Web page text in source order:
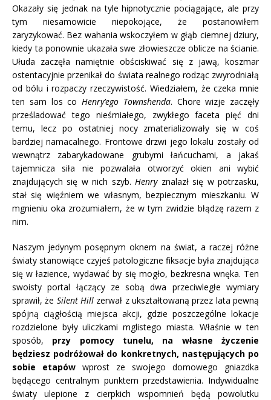
Okazały się jednak na tyle hipnotycznie pociągające, ale przy
tym niesamowicie niepokojące, że postanowiłem
zaryzykować. Bez wahania wskoczyłem w głąb ciemnej dziury,
kiedy ta ponownie ukazała swe złowieszcze oblicze na ścianie.
Ułuda zaczęła namiętnie obściskiwać się z jawą, koszmar
ostentacyjnie przenikał do świata realnego rodząc zwyrodniałą
od bólu i rozpaczy rzeczywistość. Wiedziałem, że czeka mnie
ten sam los co Henry’ego Townshenda. Chore wizje zaczęły
prześladować tego nieśmiałego, zwykłego faceta pięć dni
temu, lecz po ostatniej nocy zmaterializowały się w coś
bardziej namacalnego. Frontowe drzwi jego lokalu zostały od
wewnątrz zabarykadowane grubymi łańcuchami, a jakaś
tajemnicza siła nie pozwalała otworzyć okien ani wybić
znajdujących się w nich szyb.Henryznalazł się w potrzasku,
stał się więźniem we własnym, bezpiecznym mieszkaniu. W
mgnieniu oka zrozumiałem, że w tym zwidzie błądzę razem z
nim.
Naszym jedynym posępnym oknem na świat, a raczej różne
światy stanowiące czyjeś patologiczne fiksacje była znajdująca
się w łazience, wydawać by się mogło, bezkresna wnęka. Ten
swoisty portal łączący ze sobą dwa przeciwległe wymiary
sprawił, że Silent Hill zerwał z ukształtowaną przez lata pewną
spójną ciągłością miejsca akcji, gdzie poszczególne lokacje
rozdzielone były uliczkami mglistego miasta. Właśnie w ten
sposób, przy pomocy tunelu, na własne życzenie
będziesz podróżował do konkretnych, następujących po
sobie etapów wprost ze swojego domowego gniazdka
będącego centralnym punktem przedstawienia. Indywidualne
światy ulepione z cierpkich wspomnień będą powolutku